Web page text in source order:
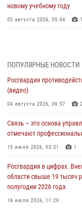
новому учебному году
05 августа 2026, 05:44
04 августа 2026, 09:57 2
Росгвардия приняла
города в Екатеринбурге
03 августа 2026, 07:43 3
Росгвардия приняла
антитеррористическом
31 июля 2026, 12:27 1
Росгвардия
направлении
31 июля 2026, 06:56
ПОПУЛЯРНЫЕ НОВОСТИ
Росгвардия
(видео)
04 августа 2026, 09:57 2
Связь – это основа
отмечают
15 июля 2026, 03:51 1
Росгвардия в цифрах.
области свыше 19 тысяч
полугодии 2026 года
16 июля 2026, 11:29